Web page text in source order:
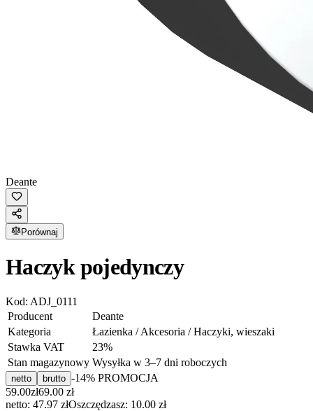
Deante
Porównaj
Haczyk pojedynczy
Kod: ADJ_0111
Producent
Deante
Kategoria
Łazienka / Akcesoria / Haczyki, wieszaki
Stawka VAT
23%
Stan magazynowy Wysyłka w 3–7 dni roboczych
netto brutto -14% PROMOCJA
59.00zł69.00 zł
netto: 47.97 złOszczędzasz: 10.00 zł